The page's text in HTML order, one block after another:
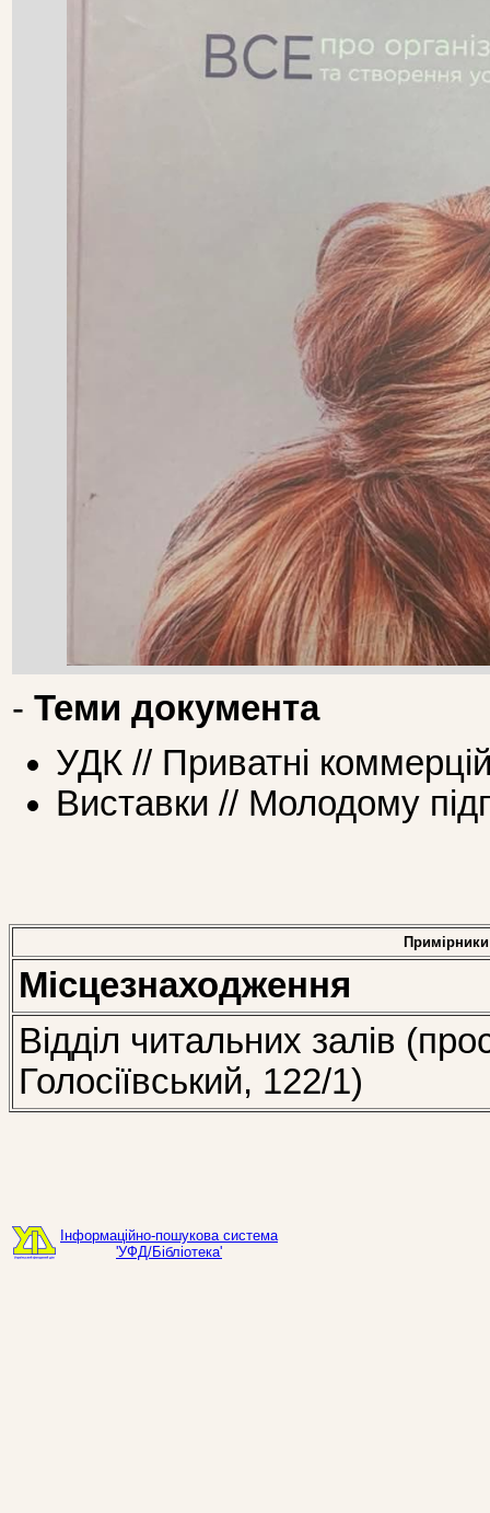
- Теми документа
УДК // Приватні
Виставки // Молодому
Примірники
Місцезнаходження
Відділ читальних залів
Голосіївський, 122/1)
Інформаційно-пошукова система
'УФД/Бібліотека'